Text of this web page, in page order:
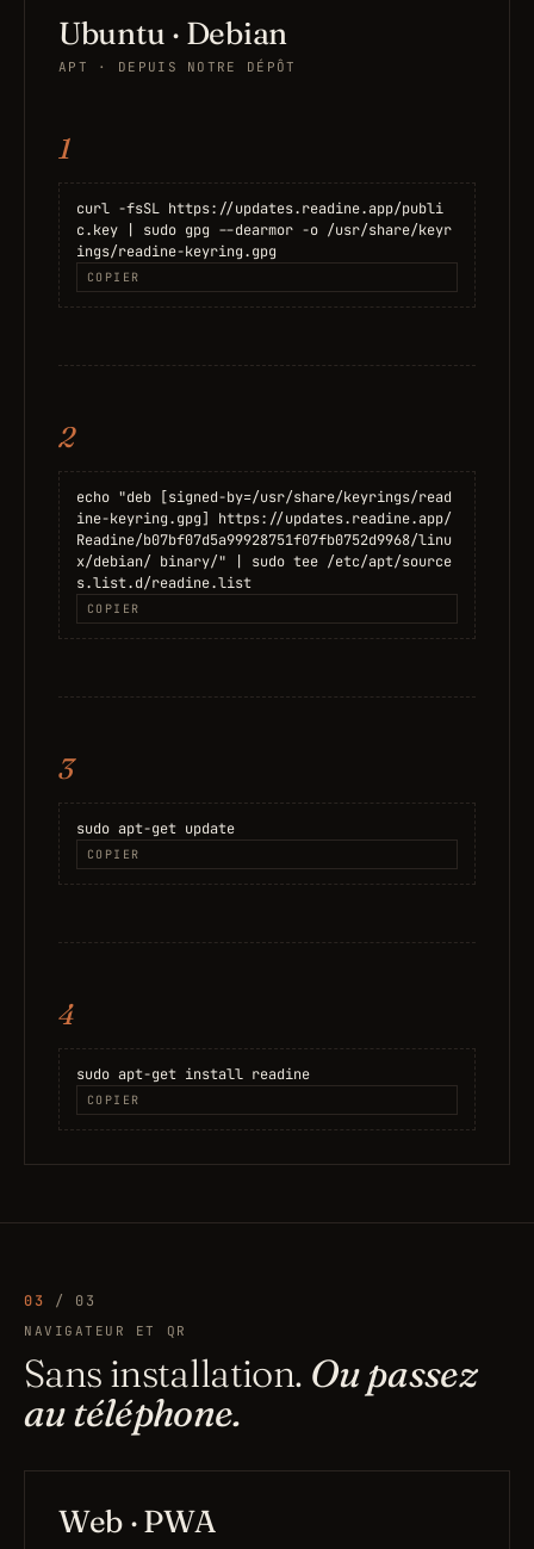
Ubuntu · Debian
APT · DEPUIS NOTRE DÉPÔT
1
curl -fsSL https://updates.readine.app/publi
c.key | sudo gpg --dearmor -o /usr/share/keyr
ings/readine-keyring.gpg
COPIER
2
echo "deb [signed-by=/usr/share/keyrings/read
ine-keyring.gpg] https://updates.readine.app/
Readine/b07bf07d5a99928751f07fb0752d9968/linu
x/debian/ binary/" | sudo tee /etc/apt/source
s.list.d/readine.list
COPIER
3
sudo apt-get update
COPIER
4
sudo apt-get install readine
COPIER
03 / 03
NAVIGATEUR ET QR
Sans installation. Ou passez
au téléphone.
Web · PWA